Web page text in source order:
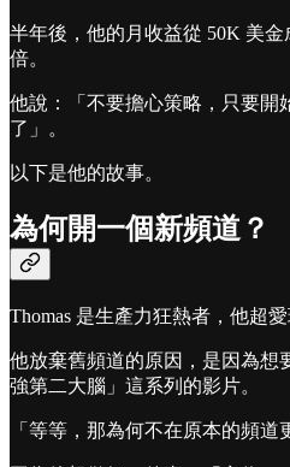
半年後，他的月收益從 50K 美
倍。
他說：「不要擔心策略，只要開
了」。
以下是他的故事。
為何開一個新頻道？
Thomas 是生產力狂熱者，他超愛
他放棄舊頻道的原因，是因為想
強第二大腦」這系列的影片。
「等等，那為何不在原本的頻道